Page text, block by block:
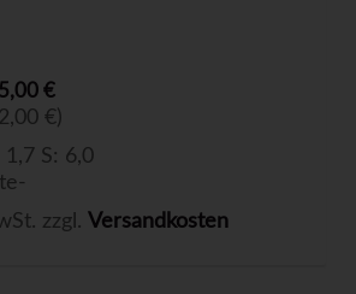
€
€)
1,7 S: 6,0
zzgl. Versandkosten